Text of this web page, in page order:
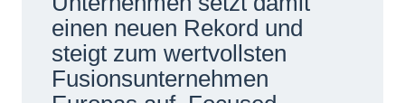
einen neuen Rekord und
steigt zum wertvollsten
Fusionsunternehmen